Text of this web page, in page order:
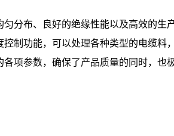
分布、良好的绝缘性能以及高效的生
制功能，可以处理各种类型的电缆料
项参数，确保了产品质量的同时，也